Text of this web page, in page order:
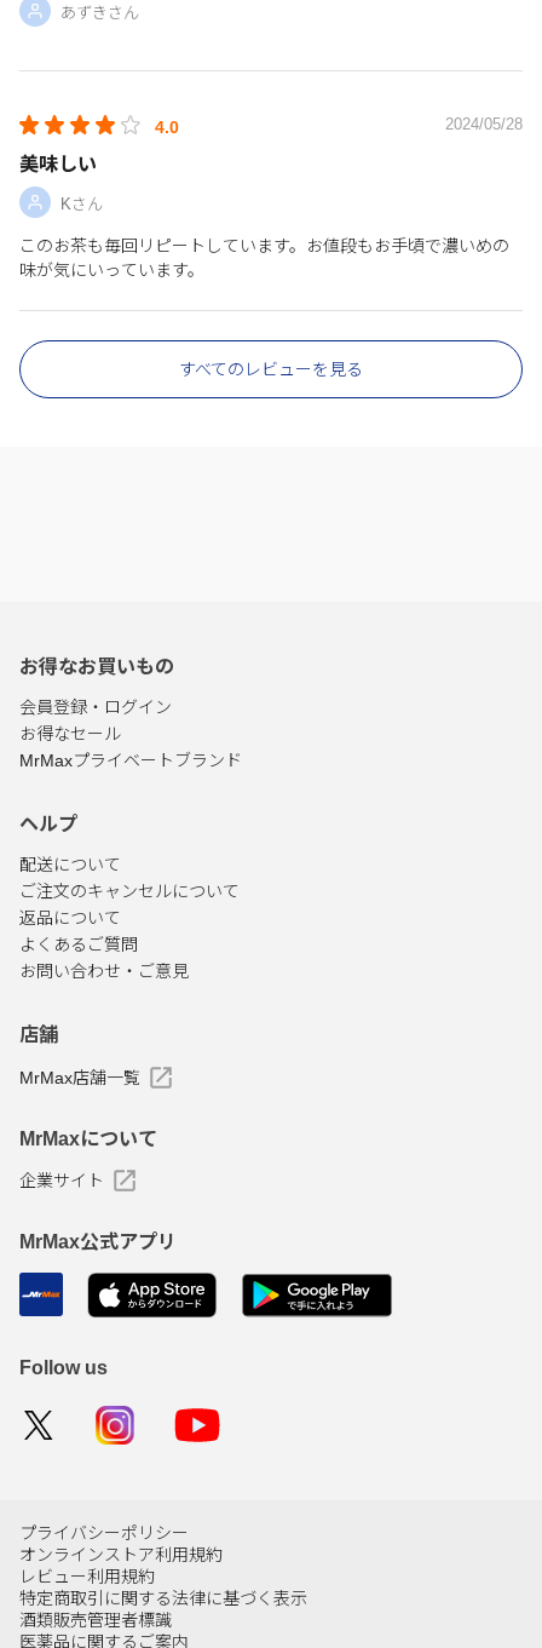
あずきさん
4.0 2024/05/28
美味しい
Kさん
このお茶も毎回リピートしています。お値段もお手頃で濃いめの
味が気にいっています。
すべてのレビューを見る
お得なお買いもの
会員登録・ログイン
お得なセール
MrMaxプライベートブランド
ヘルプ
配送について
ご注文のキャンセルについて
返品について
よくあるご質問
お問い合わせ・ご意見
店舗
MrMax店舗一覧
MrMaxについて
企業サイト
MrMax公式アプリ
Follow us
プライバシーポリシー
オンラインストア利用規約
レビュー利用規約
特定商取引に関する法律に基づく表示
酒類販売管理者標識
医薬品に関するご案内